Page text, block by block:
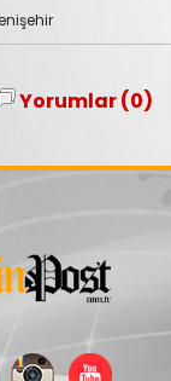
Yorumlar (0)